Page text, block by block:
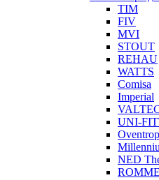
TIM
FIV
MVI
STOUT
REHAU
WATTS
Comisa
Imperial
UNI-
Oventrop
NED